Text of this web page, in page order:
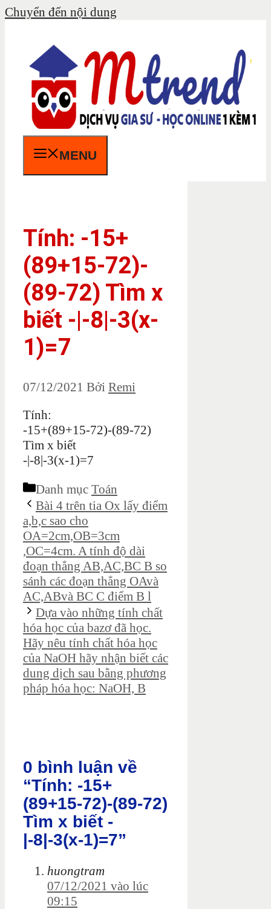
Chuyển đến nội dung
MENU
Tính: -15+
(89+15-72)-
(89-72) Tìm x
biết -|-8|-3(x-
1)=7
07/12/2021 Bởi Remi
Tính:
-15+(89+15-72)-(89-72)
Tìm x biết
-|-8|-3(x-1)=7
Danh mục Toán
Bài 4 trên tia Ox lấy điểm
a,b,c sao cho
OA=2cm,OB=3cm
,OC=4cm. A tính độ dài
đoạn thẳng AB,AC,BC B so
sánh các đoạn thẳng OAvà
AC,ABvà BC C điểm B l
Dựa vào những tính chất
hóa học của bazơ đã học.
Hãy nêu tính chất hóa học
của NaOH hãy nhận biết các
dung dịch sau bằng phương
pháp hóa học: NaOH, B
0 bình luận về
“Tính: -15+
(89+15-72)-(89-72)
Tìm x biết -
|-8|-3(x-1)=7”
huongtram
07/12/2021 vào lúc
09:15